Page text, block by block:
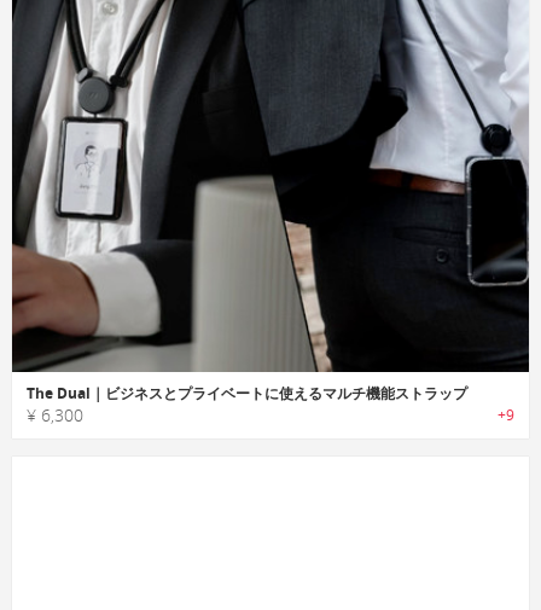
The Dual｜ビジネスとプライベートに使えるマルチ機能ストラップ
¥ 6,300 +9